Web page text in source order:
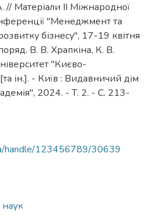
Матеріали ІІ Міжнародної
"Менеджмент та
бізнесу", 17-19 квітня
В. В. Храпкіна, К. В.
"Києво-
ін.]. - Київ : Видавничий дім
2024. - Т. 2. - С. 213-
handle/123456789/30639